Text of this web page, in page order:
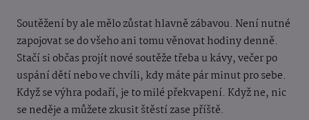
Soutěžení by ale mělo zůstat hlavně zábavou. Není nutné
zapojovat se do všeho ani tomu věnovat hodiny denně.
Stačí si občas projít nové soutěže třeba u kávy, večer po
uspání dětí nebo ve chvíli, kdy máte pár minut pro sebe.
Když se výhra podaří, je to milé překvapení. Když ne, nic
se neděje a můžete zkusit štěstí zase příště.